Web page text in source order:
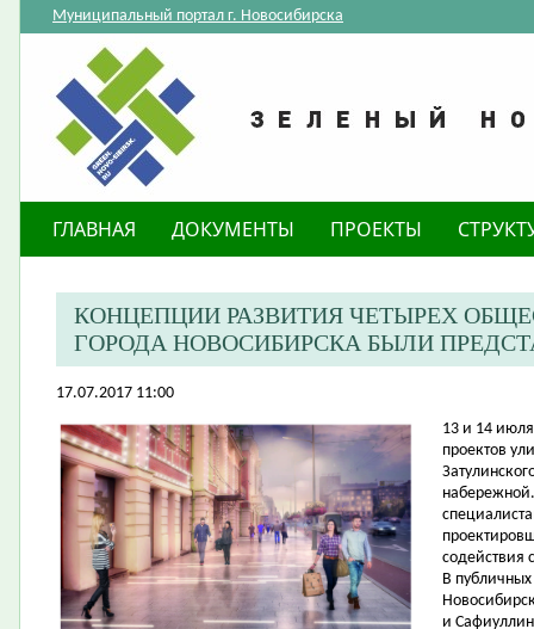
Муниципальный портал г. Новосибирска
ГЛАВНАЯ ДОКУМЕНТЫ ПРОЕКТЫ
КОНЦЕПЦИИ РАЗВИТИЯ ЧЕТЫРЕХ
ГОРОДА НОВОСИБИРСКА БЫЛИ
17.07.2017 11:00
​13 и 14
проектов
содействия
В
и